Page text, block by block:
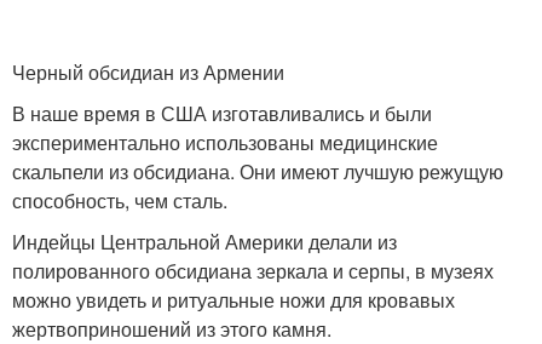
Черный обсидиан из Армении
В наше время в США изготавливались и были
экспериментально использованы медицинские
скальпели из обсидиана. Они имеют лучшую режущую
способность, чем сталь.
Индейцы Центральной Америки делали из
полированного обсидиана зеркала и серпы, в музеях
можно увидеть и ритуальные ножи для кровавых
жертвоприношений из этого камня.